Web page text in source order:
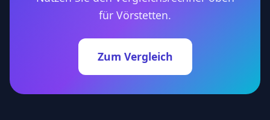
für Vörstetten.
Zum Vergleich